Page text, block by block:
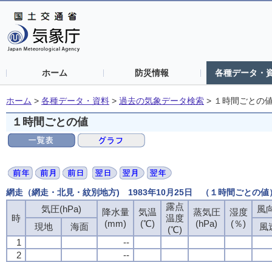
ホーム 防災情報 各種データ・
ホーム > 各種データ・資料 > 過去の気象データ検索 > １時間ごとの
１時間ごとの値
網走（網走・北見・紋別地方) 1983年10月25日 （１時間ごとの値
時
気圧(hPa)
降水量
(mm)
気温
(℃)
露点
温度
(℃)
蒸気圧
(hPa)
湿度
(％)
風
現地
海面
風
1
--
2
--